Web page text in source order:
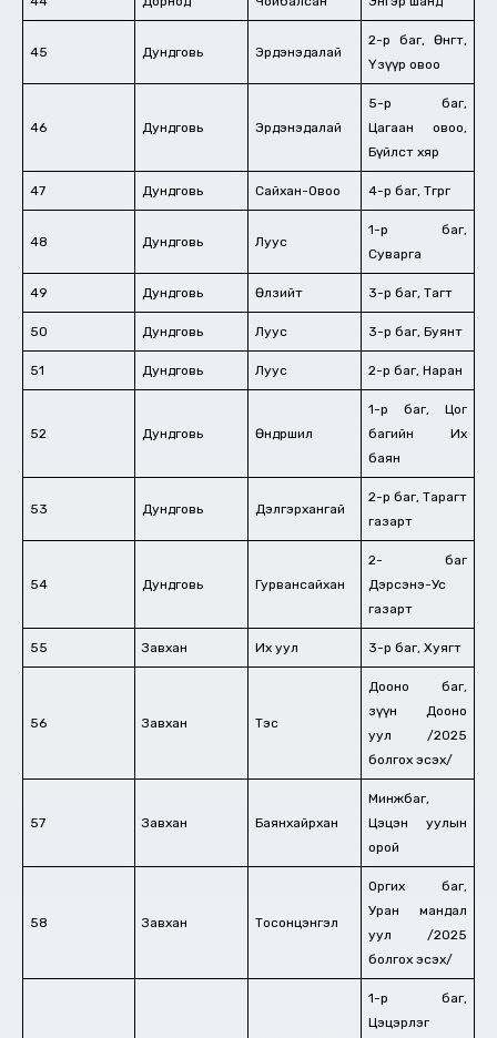
45 Дундговь Эрдэнэдалай
2-р баг, Өнгөт,
Үзүүр овоо
46 Дундговь Эрдэнэдалай
5-р баг,
Цагаан овоо,
Бүйлст хяр
47 Дундговь Сайхан-Овоо 4-р баг, Төгрөг
48 Дундговь Луус
1-р баг,
Суварга
49 Дундговь Өлзийт 3-р баг, Тагт
50 Дундговь Луус 3-р баг, Буянт
51 Дундговь Луус 2-р баг, Наран
52 Дундговь Өндөршил
1-р баг, Цог
багийн Их
баян
53 Дундговь Дэлгэрхангай
2-р баг, Тарагт
газарт
54 Дундговь Гурвансайхан
2- баг
Дэрсэнэ-Ус
газарт
55 Завхан Их уул 3-р баг, Хуягт
56 Завхан Тэс
Дооно баг,
зүүн Дооно
уул /2025
болгох эсэх/
57 Завхан Баянхайрхан
Минжбаг,
Цэцэн уулын
орой
58 Завхан Тосонцэнгэл
Оргих баг,
Уран мандал
уул /2025
болгох эсэх/
1-р баг,
Цэцэрлэг